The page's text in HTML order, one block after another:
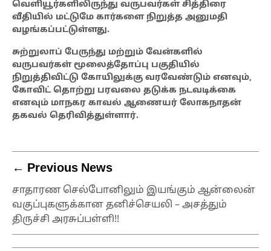
வெளியூர்களிலிருந்து வருபவர்கள் சித்திரை
வீதியில் மட்டுமே கார்களை நிறுத்த அனுமதி
வழங்கப்பட்டுள்ளது.
சுற்றுலாப் பேருந்து மற்றும் வேன்களில்
வருபவர்கள் மூலைத்தோப்பு பகுதியில்
நிறுத்திவிட்டு கோயிலுக்கு வரவேண்டும் எனவும்,
கோவிட் தொற்று பரவலை தடுக்க நடவடிக்கை
எனவும் மாநகர காவல் ஆணையர் லோகநாதன்
தகவல் தெரிவித்துள்ளார்.
← Previous News
சாதாரண செல்போனிலும் இயங்கும் ஆன்லைன்
வகுப்புகளுக்கான தனிச்செயலி – அசத்தும்
திருச்சி அரசுப்பள்ளி!!